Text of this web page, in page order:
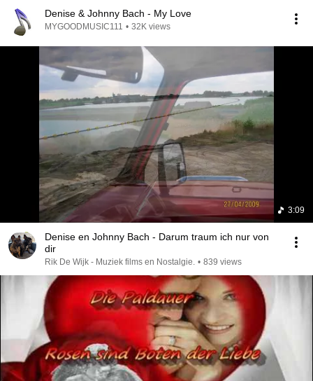
Denise & Johnny Bach - My Love
MYGOODMUSIC111 • 32K views
3:09
Denise en Johnny Bach - Darum traum ich nur von
dir
Rik De Wijk - Muziek films en Nostalgie. • 839 views